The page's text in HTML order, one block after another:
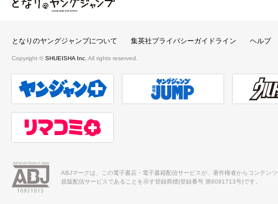
となりのヤングジャンプ
となりのヤングジャンプについて 集英社プライバシーガイドライン ヘルプ
Copyright © SHUEISHA Inc. All rights reserved.
ヤンジャンプラス 週刊ヤングジャンプ公式サイトウルトラ
リマコミ＋
ABJマークは、この電子書店・電子書籍配信サービスが、著作権者からコンテン
規版配信サービスであることを示す登録商標(登録番号 第6091713号)です。